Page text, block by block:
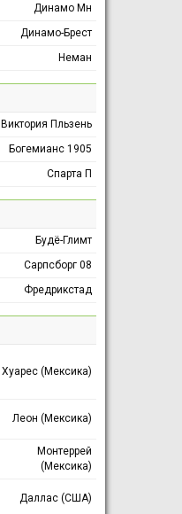
Динамо Мн
Динамо-Брест
Неман
Виктория Пльзень
Богемианс 1905
Спарта П
Будё-Глимт
Сарпсборг 08
Фредрикстад
Хуарес (Мексика)
Леон (Мексика)
Монтеррей
(Мексика)
Даллас (США)